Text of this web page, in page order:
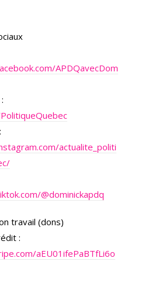
APDQavecDom
actualite_politi
@dominickapdq
travail (dons)
:
aEU01ifePaBTfLi6o